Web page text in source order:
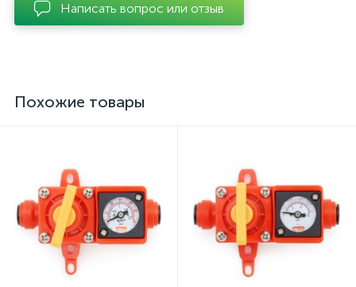
Написать вопрос или отзыв
Похожие товары